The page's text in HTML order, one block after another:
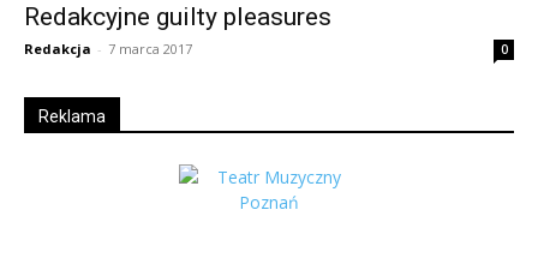
Redakcyjne guilty pleasures
Redakcja - 7 marca 2017 0
Reklama